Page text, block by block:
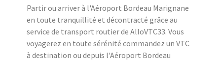
Partir ou arriver à l'Aéroport Bordeau Marignane
en toute tranquillité et décontracté grâce au
service de transport routier de AlloVTC33. Vous
voyagerez en toute sérénité commandez un VTC
à destination ou depuis l'Aéroport Bordeau